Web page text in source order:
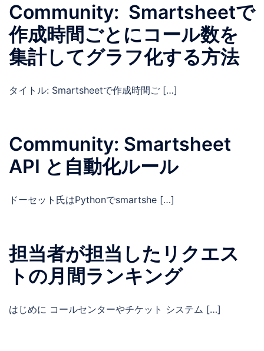
Community: Smartsheetで
作成時間ごとにコール数を
集計してグラフ化する方法
タイトル: Smartsheetで作成時間ご […]
Community: Smartsheet
API と自動化ルール
ドーセット氏はPythonでsmartshe […]
担当者が担当したリクエス
トの月間ランキング
はじめに コールセンターやチケット システム […]